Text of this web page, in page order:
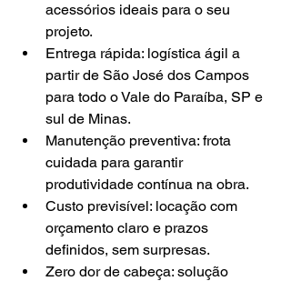
acessórios ideais para o seu
projeto.
Entrega rápida: logística ágil a
partir de São José dos Campos
para todo o Vale do Paraíba, SP e
sul de Minas.
Manutenção preventiva: frota
cuidada para garantir
produtividade contínua na obra.
Custo previsível: locação com
orçamento claro e prazos
definidos, sem surpresas.
Zero dor de cabeça: solução